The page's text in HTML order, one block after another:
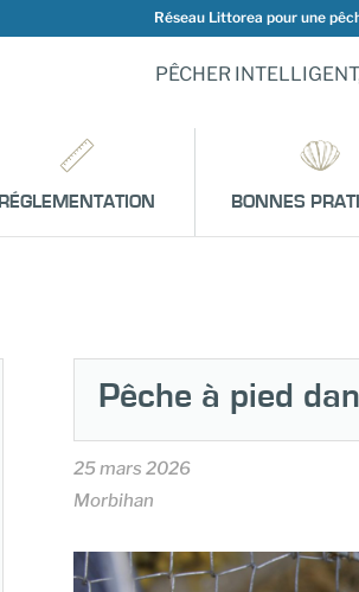
Réseau Littorea pour une
PÊCHER
RÉGLEMENTATION BONNES
Pêche à pied
25 mars 2026
Morbihan